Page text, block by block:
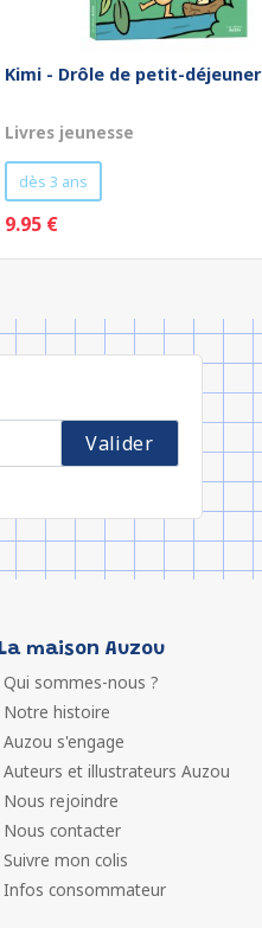
Kimi - Drôle de petit-déjeuner
Livres jeunesse
dès 3 ans
9.95 €
La maison Auzou
Qui sommes-nous ?
Notre histoire
Auzou s'engage
Auteurs et illustrateurs Auzou
Nous rejoindre
Nous contacter
Suivre mon colis
Infos consommateur